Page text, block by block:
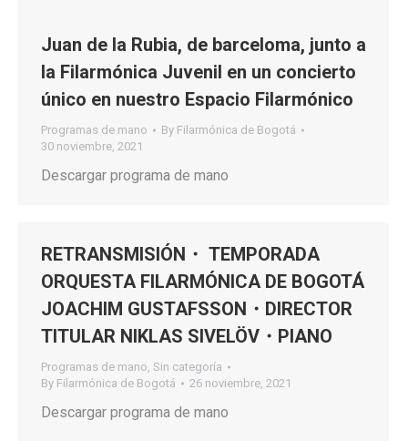
Juan de la Rubia, de barceloma, junto a
la Filarmónica Juvenil en un concierto
único en nuestro Espacio Filarmónico
Programas de mano By Filarmónica de Bogotá
30 noviembre, 2021
Descargar programa de mano
RETRANSMISIÓN・ TEMPORADA
ORQUESTA FILARMÓNICA DE BOGOTÁ
JOACHIM GUSTAFSSON・DIRECTOR
TITULAR NIKLAS SIVELÖV・PIANO
Programas de mano, Sin categoría
By Filarmónica de Bogotá 26 noviembre, 2021
Descargar programa de mano